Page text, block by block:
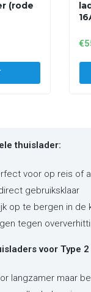
(rode
€
thuislader:
voor op reis of
gebruiksklaar
op te bergen in de
tegen
voor Type 2
langzamer maar